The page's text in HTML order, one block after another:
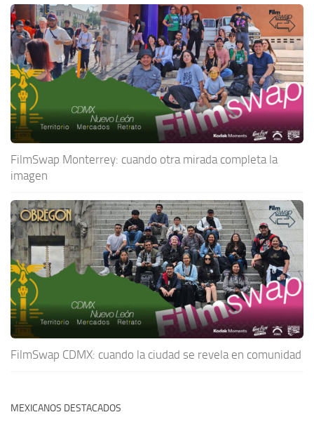
FilmSwap Monterrey: cuando otra mirada completa la
imagen
FilmSwap CDMX: cuando la ciudad se revela en comunidad
MEXICANOS DESTACADOS